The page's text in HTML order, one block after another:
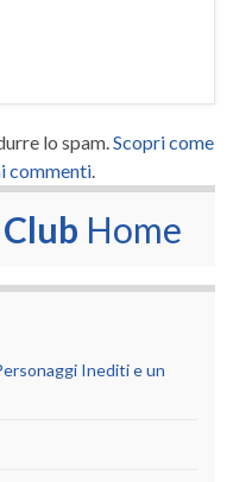
lo spam.Scopri come
commenti.
Home
Inediti e un